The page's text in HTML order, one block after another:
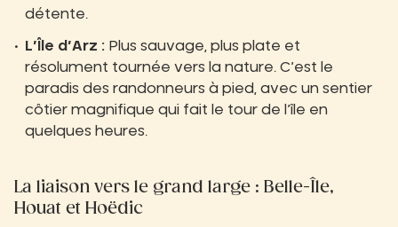
détente.
L’Île d’Arz : Plus sauvage, plus plate et
résolument tournée vers la nature. C’est le
paradis des randonneurs à pied, avec un sentier
côtier magnifique qui fait le tour de l’île en
quelques heures.
La liaison vers le grand large : Belle-Île,
Houat et Hoëdic